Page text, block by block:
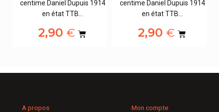
centime Daniel Dupuis 1914
en état TTB…
2,90 €
centime Daniel Dupuis 1914
en état TTB…
2,90 €
A propos
Mon compte